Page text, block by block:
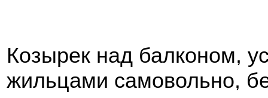
Козырек над балконом,
жильцами самовольно,